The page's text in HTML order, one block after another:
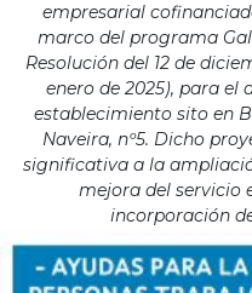
empresarial
marco del programa
Resolución del 12 de
enero de 2025), para
establecimiento sito en
Naveira, nº5. Dicho
significativa a la
mejora del servicio
incorporación